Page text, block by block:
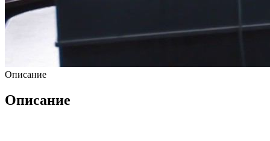
Описание
Описание